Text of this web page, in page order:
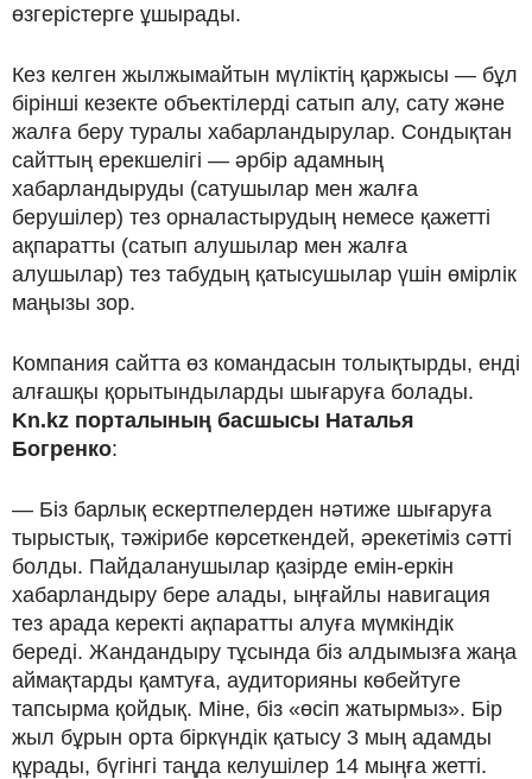
өзгерістерге ұшырады.
Кез келген жылжымайтын мүліктің қаржысы — бұл
бірінші кезекте объектілерді сатып алу, сату және
жалға беру туралы хабарландырулар. Сондықтан
сайттың ерекшелігі — әрбір адамның
хабарландыруды (сатушылар мен жалға
берушілер) тез орналастырудың немесе қажетті
ақпаратты (сатып алушылар мен жалға
алушылар) тез табудың қатысушылар үшін өмірлік
маңызы зор.
Компания сайтта өз командасын толықтырды, енді
алғашқы қорытындыларды шығаруға болады.
Kn.kz порталының басшысы Наталья
Богренко:
— Біз барлық ескертпелерден нәтиже шығаруға
тырыстық, тәжірибе көрсеткендей, әрекетіміз сәтті
болды. Пайдаланушылар қазірде емін-еркін
хабарландыру бере алады, ыңғайлы навигация
тез арада керекті ақпаратты алуға мүмкіндік
береді. Жандандыру тұсында біз алдымызға жаңа
аймақтарды қамтуға, аудиторияны көбейтуге
тапсырма қойдық. Міне, біз «өсіп жатырмыз». Бір
жыл бұрын орта біркүндік қатысу 3 мың адамды
құрады, бүгінгі таңда келушілер 14 мыңға жетті.